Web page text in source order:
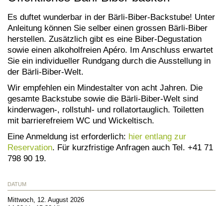
Es duftet wunderbar in der Bärli-Biber-Backstube! Unter
Anleitung können Sie selber einen grossen Bärli-Biber
herstellen. Zusätzlich gibt es eine Biber-Degustation
sowie einen alkoholfreien Apéro. Im Anschluss erwartet
Sie ein individueller Rundgang durch die Ausstellung in
der Bärli-Biber-Welt.
Wir empfehlen ein Mindestalter von acht Jahren. Die
gesamte Backstube sowie die Bärli-Biber-Welt sind
kinderwagen-, rollstuhl- und rollatortauglich. Toiletten
mit barrierefreiem WC und Wickeltisch.
Eine Anmeldung ist erforderlich: hier entlang zur
Reservation . Für kurzfristige Anfragen auch Tel. +41 71
798 90 19.
DATUM
Mittwoch, 12. August 2026